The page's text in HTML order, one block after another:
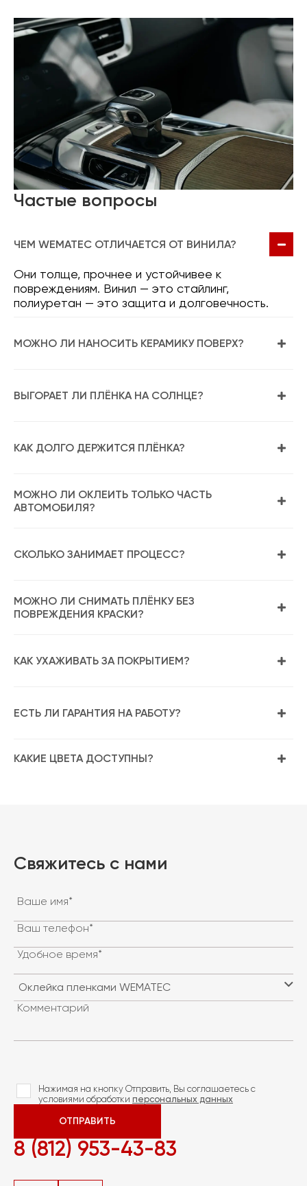
Частые вопросы
ЧЕМ WEMATEC ОТЛИЧАЕТСЯ ОТ ВИНИЛА?
Они толще, прочнее и устойчивее к
повреждениям. Винил — это стайлинг,
полиуретан — это защита и долговечность.
МОЖНО ЛИ НАНОСИТЬ КЕРАМИКУ ПОВЕРХ?
ВЫГОРАЕТ ЛИ ПЛЁНКА НА СОЛНЦЕ?
КАК ДОЛГО ДЕРЖИТСЯ ПЛЁНКА?
МОЖНО ЛИ ОКЛЕИТЬ ТОЛЬКО ЧАСТЬ
АВТОМОБИЛЯ?
СКОЛЬКО ЗАНИМАЕТ ПРОЦЕСС?
МОЖНО ЛИ СНИМАТЬ ПЛЁНКУ БЕЗ
ПОВРЕЖДЕНИЯ КРАСКИ?
КАК УХАЖИВАТЬ ЗА ПОКРЫТИЕМ?
ЕСТЬ ЛИ ГАРАНТИЯ НА РАБОТУ?
КАКИЕ ЦВЕТА ДОСТУПНЫ?
Свяжитесь с нами
Ваше имя*
Ваш телефон*
Удобное время*
Комментарий
ОТПРАВИТЬ
Нажимая на кнопку Отправить, Вы соглашаетесь с
условиями обработки персональных данных
8 (812) 953-43-83